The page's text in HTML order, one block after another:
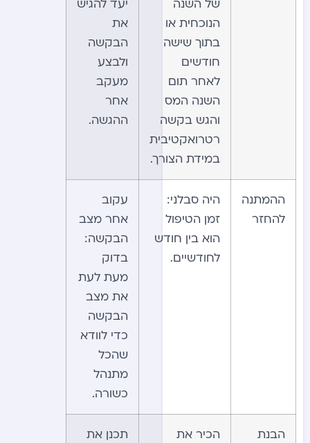
של השנה
הנוכחית או
בתוך שישה
חודשים
לאחר תום
השנה המס
והגש בקשה
רטרואקטיבית
במידת הצורך.
יעד להגיש
את
הבקשה
ולבצע
מעקב
אחר
ההגשה.
ההמתנה
להחזר
היה סבלני:
זמן הטיפול
הוא בין חודש
לחודשיים.
עקוב
אחר מצב
הבקשה:
בדוק
מעת לעת
את מצב
הבקשה
כדי לוודא
שהכל
מתנהל
כשורה.
הבנת
הכיר את
תכנן את